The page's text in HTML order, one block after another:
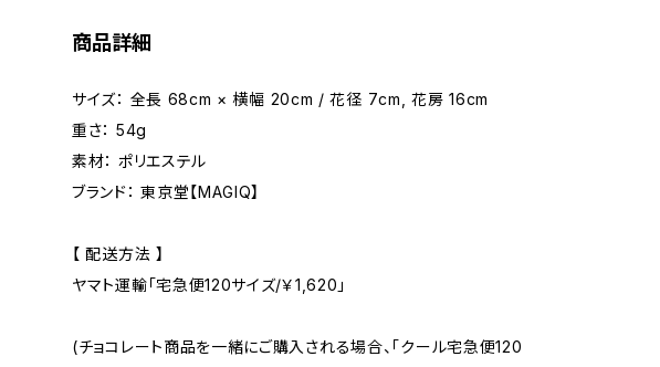
商品詳細
サイズ： 全長 68cm × 横幅 20cm / 花径 7cm, 花房 16cm
重さ： 54g
素材： ポリエステル
ブランド： 東京堂【MAGIQ】
【 配送方法 】
ヤマト運輸「宅急便120サイズ/￥1,620」
(チョコレート商品を一緒にご購入される場合、「クール宅急便120